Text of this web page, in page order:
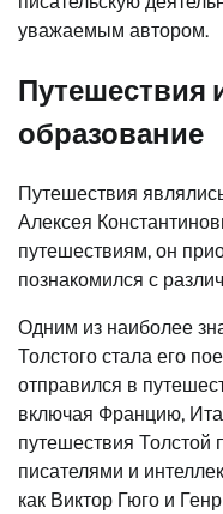
уважаемым автором.
Путешествия
образование
Путешествия
Алексея
путешествиям, он
познакомился с
Одним из наиболее
Толстого стала его
отправился в
включая Францию,
путешествия Толстой
писателями и
как Виктор Гюго и